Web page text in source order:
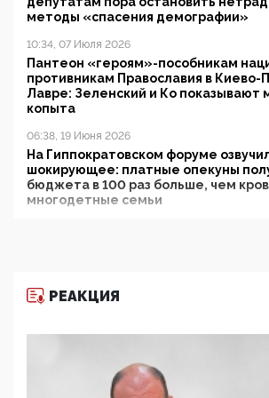
методы «спасения демографии»
10:34, 07 Июля 2026
Пантеон «героям»-пособникам
противникам Православия в Киево-
Лавре: Зеленский и Ко показывают
копыта
06:38, 19 Июня 2026
На Гиппократовском форуме
шокирующее: платные опекуны
бюджета в 100 раз больше, чем
многодетные семьи
11:53, 09 Июня 2026
деятельность ИИТО ЮНЕСКО в
цифроглобалисты продолжают
повестку в образовании
09:43, 01 Июня 2026
РЕАКЦИЯ